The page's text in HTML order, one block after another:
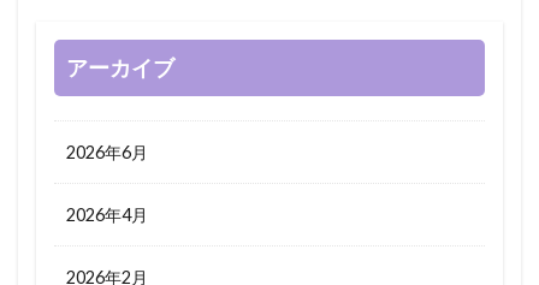
アーカイブ
2026年6月
2026年4月
2026年2月